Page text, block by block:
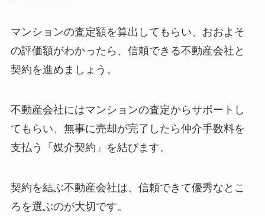
マンションの査定額を算出してもらい、おおよそ
の評価額がわかったら、信頼できる不動産会社と
契約を進めましょう。
不動産会社にはマンションの査定からサポートし
てもらい、無事に売却が完了したら仲介手数料を
支払う「媒介契約」を結びます。
契約を結ぶ不動産会社は、信頼できて優秀なとこ
ろを選ぶのが大切です。